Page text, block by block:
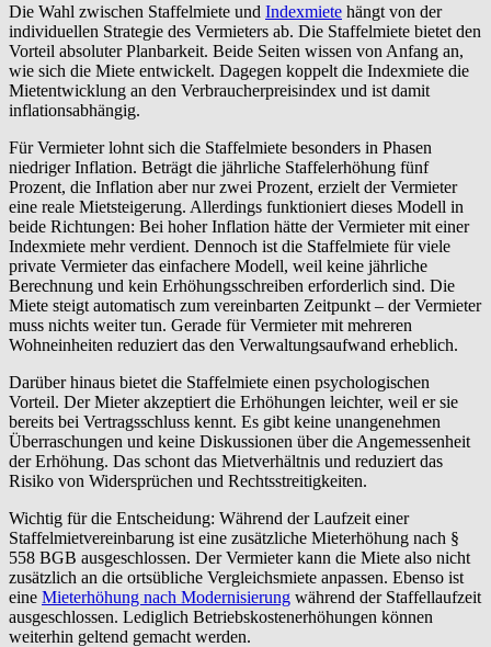
Die Wahl zwischen Staffelmiete und Indexmiete hängt von der
individuellen Strategie des Vermieters ab. Die Staffelmiete bietet den
Vorteil absoluter Planbarkeit. Beide Seiten wissen von Anfang an,
wie sich die Miete entwickelt. Dagegen koppelt die Indexmiete die
Mietentwicklung an den Verbraucherpreisindex und ist damit
inflationsabhängig.
Für Vermieter lohnt sich die Staffelmiete besonders in Phasen
niedriger Inflation. Beträgt die jährliche Staffelerhöhung fünf
Prozent, die Inflation aber nur zwei Prozent, erzielt der Vermieter
eine reale Mietsteigerung. Allerdings funktioniert dieses Modell in
beide Richtungen: Bei hoher Inflation hätte der Vermieter mit einer
Indexmiete mehr verdient. Dennoch ist die Staffelmiete für viele
private Vermieter das einfachere Modell, weil keine jährliche
Berechnung und kein Erhöhungsschreiben erforderlich sind. Die
Miete steigt automatisch zum vereinbarten Zeitpunkt – der Vermieter
muss nichts weiter tun. Gerade für Vermieter mit mehreren
Wohneinheiten reduziert das den Verwaltungsaufwand erheblich.
Darüber hinaus bietet die Staffelmiete einen psychologischen
Vorteil. Der Mieter akzeptiert die Erhöhungen leichter, weil er sie
bereits bei Vertragsschluss kennt. Es gibt keine unangenehmen
Überraschungen und keine Diskussionen über die Angemessenheit
der Erhöhung. Das schont das Mietverhältnis und reduziert das
Risiko von Widersprüchen und Rechtsstreitigkeiten.
Wichtig für die Entscheidung: Während der Laufzeit einer
Staffelmietvereinbarung ist eine zusätzliche Mieterhöhung nach §
558 BGB ausgeschlossen. Der Vermieter kann die Miete also nicht
zusätzlich an die ortsübliche Vergleichsmiete anpassen. Ebenso ist
eine Mieterhöhung nach Modernisierung während der Staffellaufzeit
ausgeschlossen. Lediglich Betriebskostenerhöhungen können
weiterhin geltend gemacht werden.